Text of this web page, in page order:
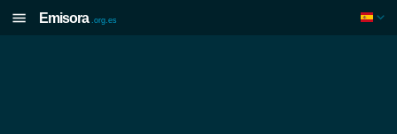
Emisora .org.es